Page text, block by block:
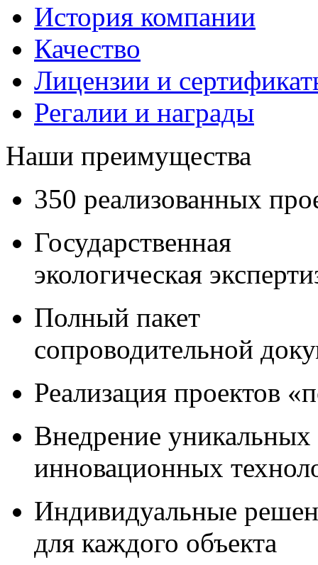
История компании
Качество
Лицензии и
Регалии и награды
Наши преимущества
350 реализованных
Государственная
экологическая
Полный пакет
сопроводительной
Реализация проектов
Внедрение уникальных
инновационных
Индивидуальные
для каждого объекта